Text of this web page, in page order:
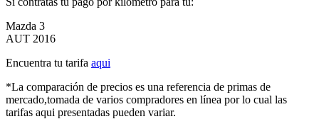
Mazda 3
AUT 2016
Encuentra tu tarifa aqui
*La comparación de precios es una referencia de primas de
mercado,tomada de varios compradores en línea por lo cual las
tarifas aqui presentadas pueden variar.